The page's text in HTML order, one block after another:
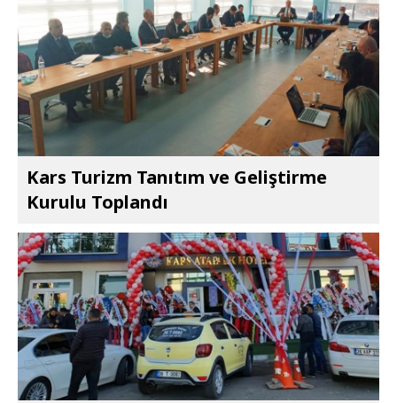
Kars Turizm Tanıtım ve Geliştirme
Kurulu Toplandı